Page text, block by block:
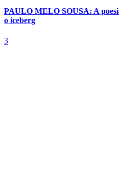
PAULO MELO SOUSA: A
o iceberg
3